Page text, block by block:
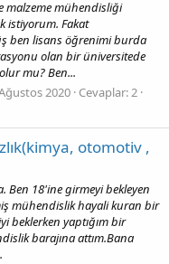
malzeme mühendisliği
istiyorum. Fakat
ben lisans öğrenimi burda
olan bir üniversitede
mu? Ben...
2020 Cevaplar: 2
otomotiv ,
Ben 18'ine girmeyi bekleyen
mühendislik hayali kuran bir
beklerken yaptığım bir
barajına attım.Bana